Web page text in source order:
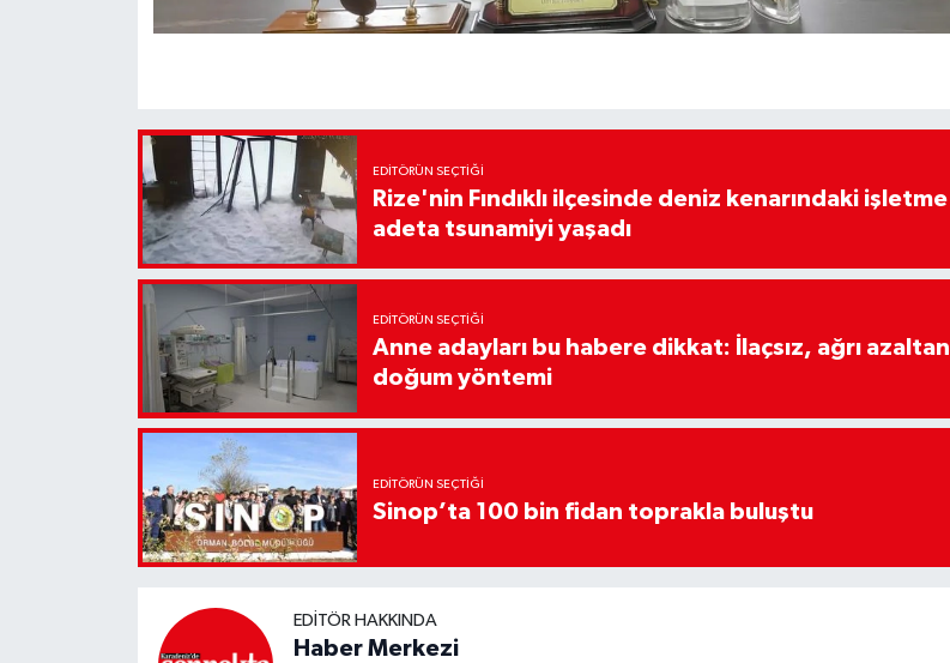
EDITÖRÜN SEÇTIĞI
Rize'nin Fındıklı ilçesinde deniz kenarındaki işletme
adeta tsunamiyi yaşadı
EDITÖRÜN SEÇTIĞI
Anne adayları bu habere dikkat: İlaçsız, ağrı azaltan
doğum yöntemi
EDITÖRÜN SEÇTIĞI
Sinop’ta 100 bin fidan toprakla buluştu
EDITÖR HAKKINDA
Haber Merkezi